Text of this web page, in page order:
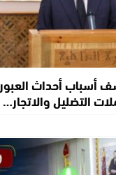
أسباب أحداث
التضليل والاتجار…